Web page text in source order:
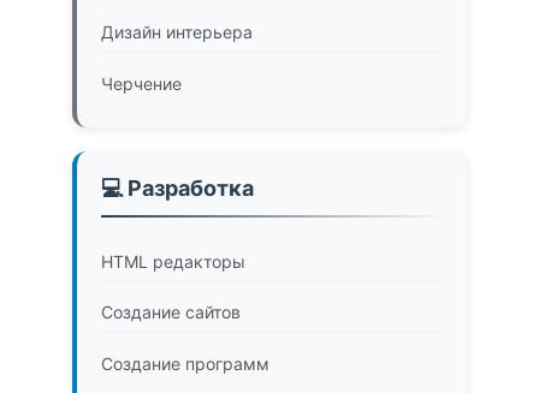
Дизайн интерьера
Черчение
💻 Разработка
HTML редакторы
Создание сайтов
Создание программ